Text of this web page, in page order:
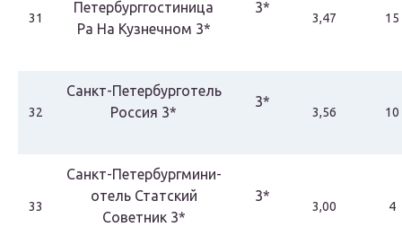
31
Петербурггостиница
Ра На Кузнечном 3*
3*
3,47 15
32
Санкт-Петербурготель
Россия 3*
3*
3,56 10
33
Санкт-Петербургмини-
отель Статский
Советник 3*
3*
3,00 4